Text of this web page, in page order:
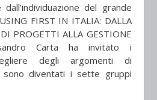
del grande
FIRST IN ITALIA: DALLA
PROGETTI ALLA GESTIONE
Carta ha invitato i
degli argomenti di
sono diventati i sette gruppi